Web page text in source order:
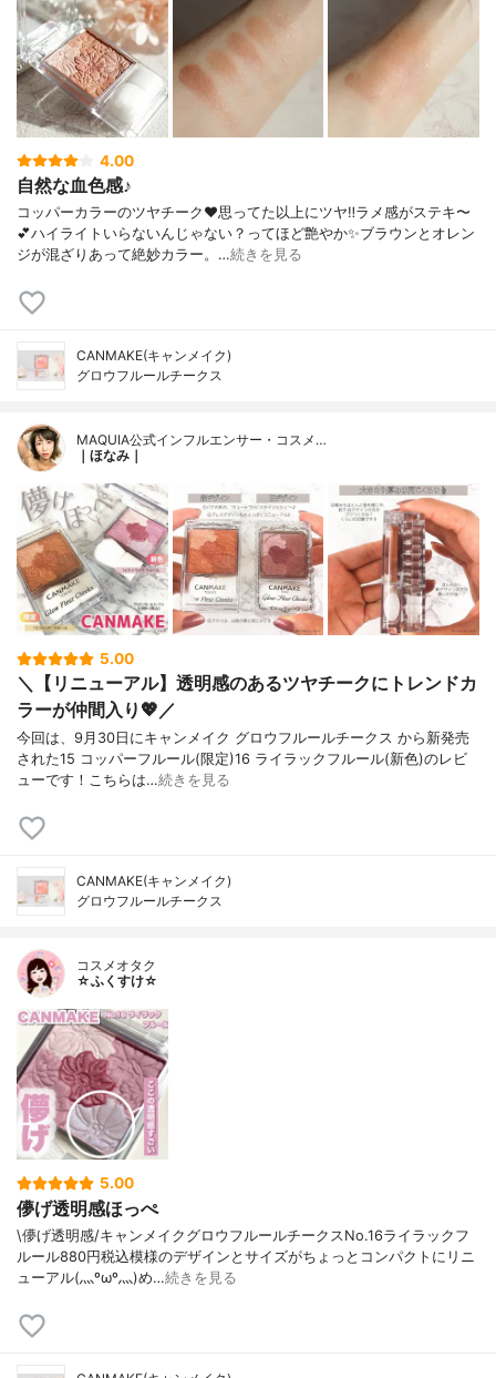
4.00
自然な血色感♪
コッパーカラーのツヤチーク❤️思ってた以上にツヤ‼️ラメ感がステキ〜
💕ハイライトいらないんじゃない？ってほど艶やか✨ブラウンとオレン
ジが混ざりあって絶妙カラー。…続きを見る
CANMAKE(キャンメイク)
グロウフルールチークス
MAQUIA公式インフルエンサー・コスメ…
｜ほなみ｜
5.00
＼【リニューアル】透明感のあるツヤチークにトレンドカ
ラーが仲間入り💖／
今回は、9月30日にキャンメイク グロウフルールチークス から新発売
された15 コッパーフルール(限定)16 ライラックフルール(新色)のレビ
ューです！こちらは…続きを見る
CANMAKE(キャンメイク)
グロウフルールチークス
コスメオタク
☆ふくすけ☆
5.00
儚げ透明感ほっぺ
\儚げ透明感/キャンメイクグロウフルールチークスNo.16ライラックフ
ルール880円税込模様のデザインとサイズがちょっとコンパクトにリニ
ューアル(灬ºωº灬)め…続きを見る